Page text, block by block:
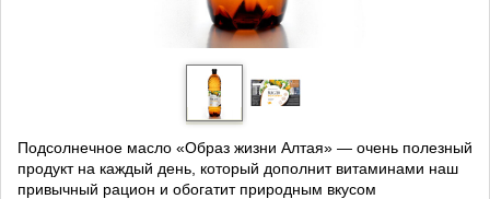
Подсолнечное масло «Образ жизни Алтая» — очень полезный
продукт на каждый день, который дополнит витаминами наш
привычный рацион и обогатит природным вкусом